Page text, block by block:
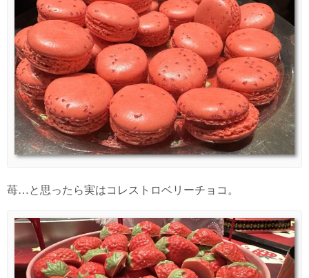
苺…と思ったら実はコレストロベリーチョコ。